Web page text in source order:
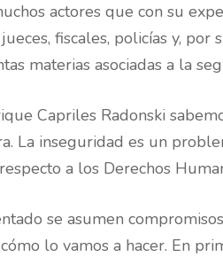
actores que con su
fiscales, policías y,
materias asociadas a la
Capriles Radonski
La inseguridad es un
a los Derechos
se asumen
lo vamos a hacer. En